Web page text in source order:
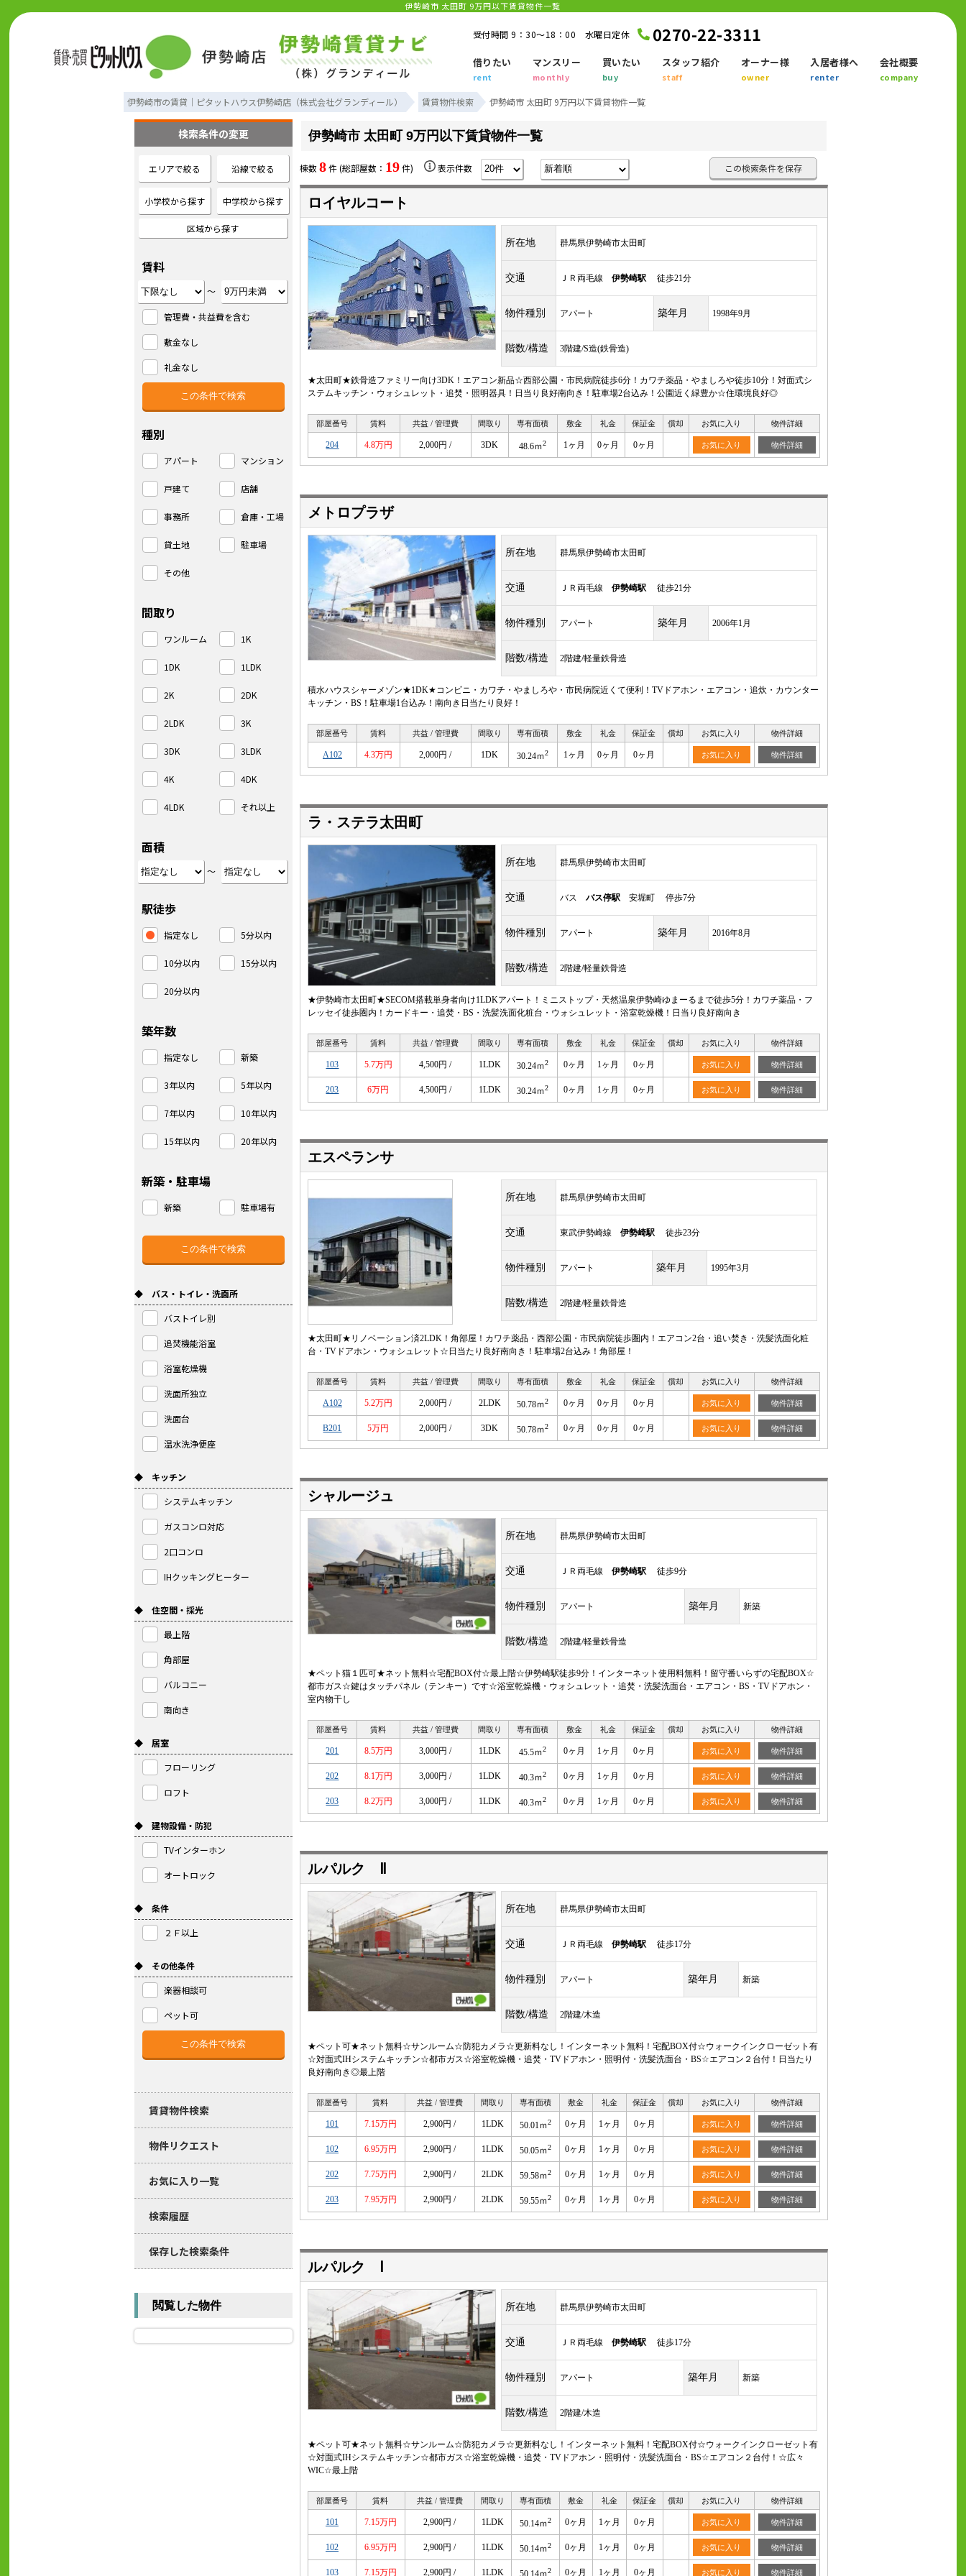
伊勢崎市 太田町 9万円以下賃貸物件一覧
受付時間 9：30～18：00 水曜日定休 0270-22-3311
借りたい
rent
マンスリー
monthly
買いたい
buy
スタッフ紹介
staff
オーナー様
owner
入居者様へ
renter
会社概要
company
伊勢崎市の賃貸｜ピタットハウス伊勢崎店（株式会社グランディール） 賃貸物件検索 伊勢崎市 太田町 9万円以下賃貸物件一覧
伊勢崎市 太田町 9万円以下賃貸物件一覧
棟数8件 (総部屋数： 19件) 表示件数 この検索条件を保存
ロイヤルコート
所在地 群馬県伊勢崎市太田町
交通 ＪＲ両毛線 伊勢崎駅徒歩21分
物件種別 アパート 築年月 1998年9月
階数/構造 3階建/S造(鉄骨造)
★太田町★鉄骨造ファミリー向け3DK！エアコン新品☆西部公園・市民病院徒歩6分！カワチ薬品・やましろや徒歩10分！対面式シ
ステムキッチン・ウォシュレット・追焚・照明器具！日当り良好南向き！駐車場2台込み！公園近く緑豊か☆住環境良好◎
部屋番号 賃料 共益 / 管理費 間取り 専有面積 敷金 礼金 保証金 償却 お気に入り 物件詳細
204 4.8万円 2,000円 / 3DK 48.6ｍ2 1ヶ月 0ヶ月 0ヶ月 お気に入り 物件詳細
メトロプラザ
所在地 群馬県伊勢崎市太田町
交通 ＪＲ両毛線 伊勢崎駅徒歩21分
物件種別 アパート 築年月 2006年1月
階数/構造 2階建/軽量鉄骨造
積水ハウスシャーメゾン★1DK★コンビニ・カワチ・やましろや・市民病院近くて便利！TVドアホン・エアコン・追炊・カウンター
キッチン・BS！駐車場1台込み！南向き日当たり良好！
部屋番号 賃料 共益 / 管理費 間取り 専有面積 敷金 礼金 保証金 償却 お気に入り 物件詳細
A102 4.3万円 2,000円 / 1DK 30.24ｍ2 1ヶ月 0ヶ月 0ヶ月 お気に入り 物件詳細
ラ・ステラ太田町
所在地 群馬県伊勢崎市太田町
交通 バス バス停駅安堀町 停歩7分
物件種別 アパート 築年月 2016年8月
階数/構造 2階建/軽量鉄骨造
★伊勢崎市太田町★SECOM搭載単身者向け1LDKアパート！ミニストップ・天然温泉伊勢崎ゆまーるまで徒歩5分！カワチ薬品・フ
レッセイ徒歩圏内！カードキー・追焚・BS・洗髪洗面化粧台・ウォシュレット・浴室乾燥機！日当り良好南向き
部屋番号 賃料 共益 / 管理費 間取り 専有面積 敷金 礼金 保証金 償却 お気に入り 物件詳細
103 5.7万円 4,500円 / 1LDK 30.24ｍ2 0ヶ月 1ヶ月 0ヶ月 お気に入り 物件詳細
203 6万円 4,500円 / 1LDK 30.24ｍ2 0ヶ月 1ヶ月 0ヶ月 お気に入り 物件詳細
エスペランサ
所在地 群馬県伊勢崎市太田町
交通 東武伊勢崎線 伊勢崎駅徒歩23分
物件種別 アパート 築年月 1995年3月
階数/構造 2階建/軽量鉄骨造
★太田町★リノベーション済2LDK！角部屋！カワチ薬品・西部公園・市民病院徒歩圏内！エアコン2台・追い焚き・洗髪洗面化粧
台・TVドアホン・ウォシュレット☆日当たり良好南向き！駐車場2台込み！角部屋！
部屋番号 賃料 共益 / 管理費 間取り 専有面積 敷金 礼金 保証金 償却 お気に入り 物件詳細
A102 5.2万円 2,000円 / 2LDK 50.78ｍ2 0ヶ月 0ヶ月 0ヶ月 お気に入り 物件詳細
B201 5万円 2,000円 / 3DK 50.78ｍ2 0ヶ月 0ヶ月 0ヶ月 お気に入り 物件詳細
シャルージュ
所在地 群馬県伊勢崎市太田町
交通 ＪＲ両毛線 伊勢崎駅徒歩9分
物件種別 アパート 築年月 新築
階数/構造 2階建/軽量鉄骨造
★ペット猫１匹可★ネット無料☆宅配BOX付☆最上階☆伊勢崎駅徒歩9分！インターネット使用料無料！留守番いらずの宅配BOX☆
都市ガス☆鍵はタッチパネル（テンキー）です☆浴室乾燥機・ウォシュレット・追焚・洗髪洗面台・エアコン・BS・TVドアホン・
室内物干し
部屋番号 賃料 共益 / 管理費 間取り 専有面積 敷金 礼金 保証金 償却 お気に入り 物件詳細
201 8.5万円 3,000円 / 1LDK 45.5ｍ2 0ヶ月 1ヶ月 0ヶ月 お気に入り 物件詳細
202 8.1万円 3,000円 / 1LDK 40.3ｍ2 0ヶ月 1ヶ月 0ヶ月 お気に入り 物件詳細
203 8.2万円 3,000円 / 1LDK 40.3ｍ2 0ヶ月 1ヶ月 0ヶ月 お気に入り 物件詳細
ルパルク Ⅱ
所在地 群馬県伊勢崎市太田町
交通 ＪＲ両毛線 伊勢崎駅徒歩17分
物件種別 アパート 築年月 新築
階数/構造 2階建/木造
★ペット可★ネット無料☆サンルーム☆防犯カメラ☆更新料なし！インターネット無料！宅配BOX付☆ウォークインクローゼット有
☆対面式IHシステムキッチン☆都市ガス☆浴室乾燥機・追焚・TVドアホン・照明付・洗髪洗面台・BS☆エアコン２台付！日当たり
良好南向き◎最上階
部屋番号 賃料 共益 / 管理費 間取り 専有面積 敷金 礼金 保証金 償却 お気に入り 物件詳細
101 7.15万円 2,900円 / 1LDK 50.01ｍ2 0ヶ月 1ヶ月 0ヶ月 お気に入り 物件詳細
102 6.95万円 2,900円 / 1LDK 50.05ｍ2 0ヶ月 1ヶ月 0ヶ月 お気に入り 物件詳細
202 7.75万円 2,900円 / 2LDK 59.58ｍ2 0ヶ月 1ヶ月 0ヶ月 お気に入り 物件詳細
203 7.95万円 2,900円 / 2LDK 59.55ｍ2 0ヶ月 1ヶ月 0ヶ月 お気に入り 物件詳細
ルパルク Ⅰ
所在地 群馬県伊勢崎市太田町
交通 ＪＲ両毛線 伊勢崎駅徒歩17分
物件種別 アパート 築年月 新築
階数/構造 2階建/木造
★ペット可★ネット無料☆サンルーム☆防犯カメラ☆更新料なし！インターネット無料！宅配BOX付☆ウォークインクローゼット有
☆対面式IHシステムキッチン☆都市ガス☆浴室乾燥機・追焚・TVドアホン・照明付・洗髪洗面台・BS☆エアコン２台付！☆広々
WIC☆最上階
部屋番号 賃料 共益 / 管理費 間取り 専有面積 敷金 礼金 保証金 償却 お気に入り 物件詳細
101 7.15万円 2,900円 / 1LDK 50.14ｍ2 0ヶ月 1ヶ月 0ヶ月 お気に入り 物件詳細
102 6.95万円 2,900円 / 1LDK 50.14ｍ2 0ヶ月 1ヶ月 0ヶ月 お気に入り 物件詳細
103 7.15万円 2,900円 / 1LDK 50.14ｍ2 0ヶ月 1ヶ月 0ヶ月 お気に入り 物件詳細
検索条件の変更
エリアで絞る 沿線で絞る
小学校から探す 中学校から探す
区域から探す
賃料
～
管理費・共益費を含む
敷金なし
礼金なし
種別
アパート マンション
戸建て 店舗
事務所 倉庫・工場
貸土地 駐車場
その他
間取り
ワンルーム 1K
1DK 1LDK
2K 2DK
2LDK 3K
3DK 3LDK
4K 4DK
4LDK それ以上
面積
～
駅徒歩
指定なし 5分以内
10分以内 15分以内
20分以内
築年数
指定なし 新築
3年以内 5年以内
7年以内 10年以内
15年以内 20年以内
新築・駐車場
新築 駐車場有
◆ バス・トイレ・洗面所
バストイレ別
追焚機能浴室
浴室乾燥機
洗面所独立
洗面台
温水洗浄便座
◆ キッチン
システムキッチン
ガスコンロ対応
2口コンロ
IHクッキングヒーター
◆ 住空間・採光
最上階
角部屋
バルコニー
南向き
◆ 居室
フローリング
ロフト
◆ 建物設備・防犯
TVインターホン
オートロック
◆ 条件
２Ｆ以上
◆ その他条件
楽器相談可
ペット可
賃貸物件検索
物件リクエスト
お気に入り一覧
検索履歴
保存した検索条件
閲覧した物件